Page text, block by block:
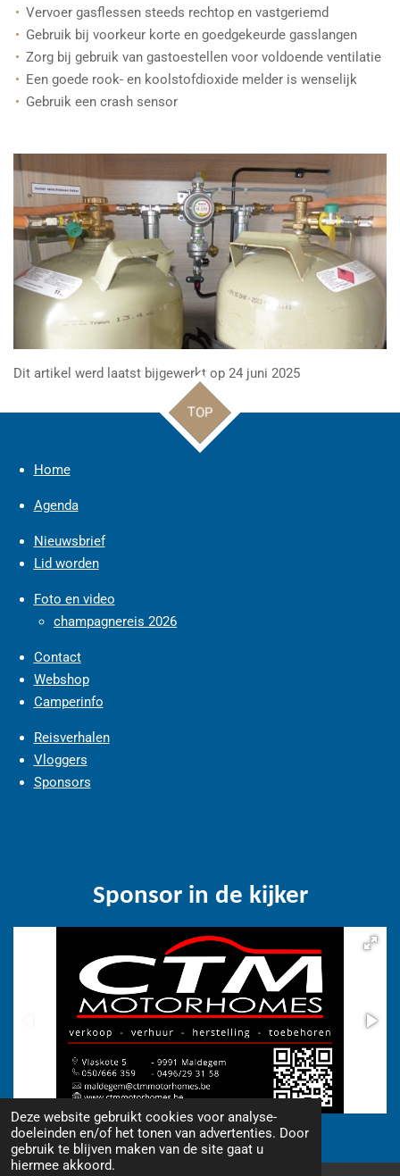
Deze website gebruikt cookies voor analyse-
doeleinden en/of het tonen van advertenties. Door
gebruik te blijven maken van de site gaat u
hiermee akkoord.
Vervoer gasflessen steeds rechtop en vastgeriemd
Gebruik bij voorkeur korte en goedgekeurde gasslangen
Zorg bij gebruik van gastoestellen voor voldoende ventilatie
Een goede rook- en koolstofdioxide melder is wenselijk
Gebruik een crash sensor
Dit artikel werd laatst bijgewerkt op 24 juni 2025
TOP
Home
Agenda
Nieuwsbrief
Lid worden
Foto en video
champagnereis 2026
Contact
Webshop
Camperinfo
Reisverhalen
Vloggers
Sponsors
Sponsor in de kijker
© 2018 - 2026 www.camperfriends.be